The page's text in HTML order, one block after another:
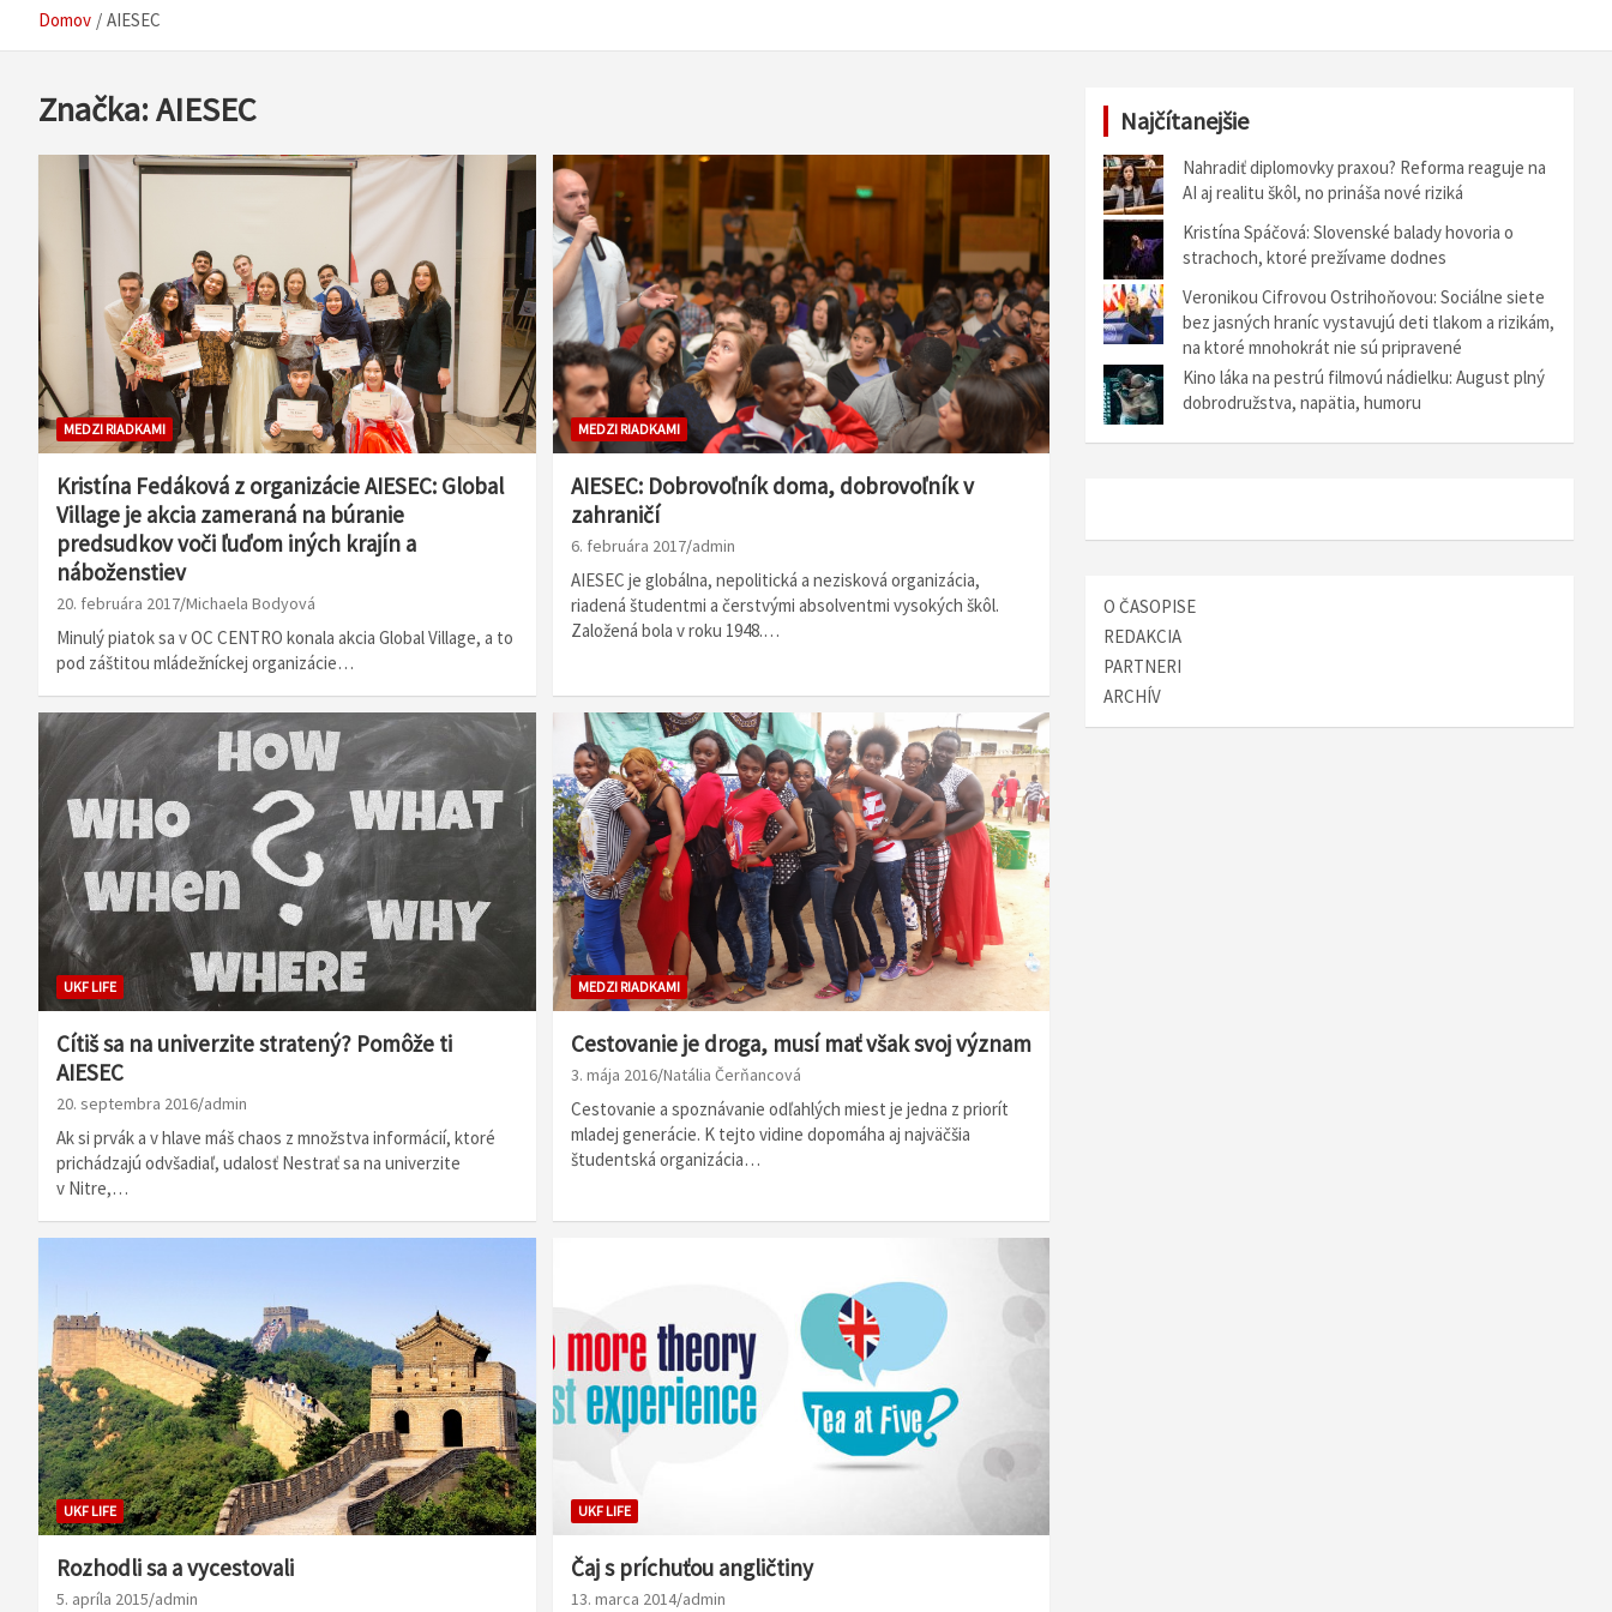
Domov AIESEC
Značka:AIESEC
MEDZI RIADKAMI
Kristína Fedáková z organizácie AIESEC: Global
Village je akcia zameraná na búranie
predsudkov voči ľuďom iných krajín a
náboženstiev
20. februára 2017 Michaela Bodyová
Minulý piatok sa v OC CENTRO konala akcia Global Village, a to
pod záštitou mládežníckej organizácie…
MEDZI RIADKAMI
AIESEC: Dobrovoľník doma, dobrovoľník v
zahraničí
6. februára 2017 admin
AIESEC je globálna, nepolitická a nezisková organizácia,
riadená študentmi a čerstvými absolventmi vysokých škôl.
Založená bola v roku 1948.…
UKF LIFE
Cítiš sa na univerzite stratený? Pomôže ti
AIESEC
20. septembra 2016 admin
Ak si prvák a v hlave máš chaos z množstva informácií, ktoré
prichádzajú odvšadiaľ, udalosť Nestrať sa na univerzite
v Nitre,…
MEDZI RIADKAMI
Cestovanie je droga, musí mať však svoj význam
3. mája 2016 Natália Čerňancová
Cestovanie a spoznávanie odľahlých miest je jedna z priorít
mladej generácie. K tejto vidine dopomáha aj najväčšia
študentská organizácia…
UKF LIFE
Rozhodli sa a vycestovali
5. apríla 2015 admin
UKF LIFE
Čaj s príchuťou angličtiny
13. marca 2014 admin
Najčítanejšie
Nahradiť diplomovky praxou? Reforma reaguje na
AI aj realitu škôl, no prináša nové riziká
Kristína Spáčová: Slovenské balady hovoria o
strachoch, ktoré prežívame dodnes
Veronikou Cifrovou Ostrihoňovou: Sociálne siete
bez jasných hraníc vystavujú deti tlakom a rizikám,
na ktoré mnohokrát nie sú pripravené
Kino láka na pestrú filmovú nádielku: August plný
dobrodružstva, napätia, humoru
O ČASOPISE
REDAKCIA
PARTNERI
ARCHÍV